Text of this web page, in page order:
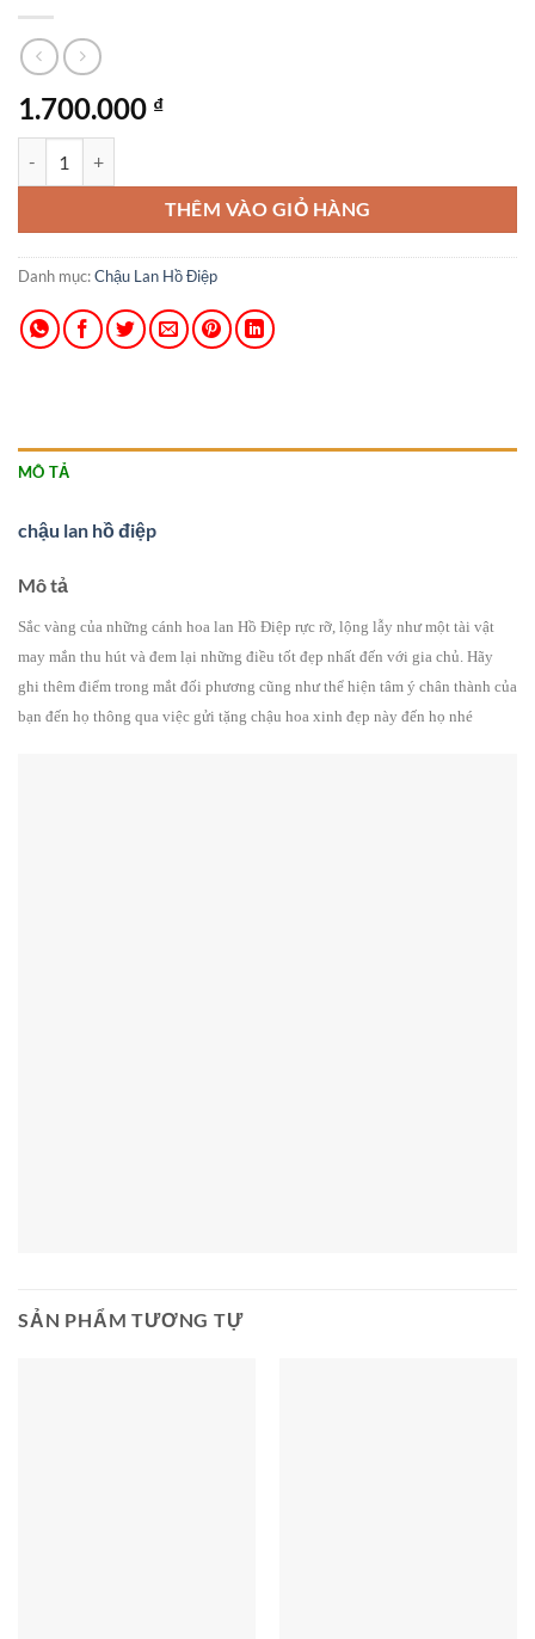
1.700.000 ₫
THÊM VÀO GIỎ HÀNG
Danh mục:Chậu Lan Hồ Điệp
MÔ TẢ
chậu lan hồ điệp
Mô tả
Sắc vàng của những cánh hoa lan Hồ Điệp rực rỡ, lộng lẫy như một tài vật
may mắn thu hút và đem lại những điều tốt đẹp nhất đến với gia chủ. Hãy
ghi thêm điểm trong mắt đối phương cũng như thể hiện tâm ý chân thành của
bạn đến họ thông qua việc gửi tặng chậu hoa xinh đẹp này đến họ nhé
SẢN PHẨM TƯƠNG TỰ